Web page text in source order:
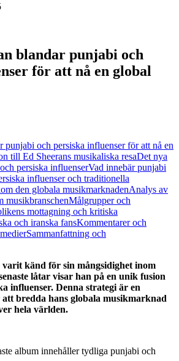
blandar punjabi och
för att nå en global
punjabi och persiska influenser för att nå en
till Ed Sheerans musikaliska resaDet nya
persiska influenserVad innebär punjabi
influenser och traditionella
den globala musikmarknadenAnalys av
musikbranschenMålgrupper och
mottagning och kritiska
och iranska fansKommentarer och
Sammanfattning och
varit känd för sin mångsidighet inom
låtar visar han på en unik fusion
influenser. Denna strategi är en
att bredda hans globala musikmarknad
hela världen.
album innehåller tydliga punjabi och